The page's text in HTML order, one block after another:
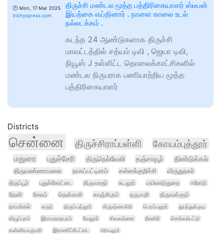
🕑 Mon, 17 Mar 2025
trichyxpress.com
திருச்சி மண்டல மூத்த பத்திரிகையாளர் ஸ்டீபன்
இயற்கை எய்தினார் . நாளை காலை உடல்
நல்லடக்கம் .
கடந்த 24 ஆண்டுகளாக திருச்சி
மாவட்டத்தில் சத்யம் டிவி , ஜெயா டிவி,
நியூஸ் J உள்ளிட்ட தொலைக்காட்சிகளில்
மண்டல நிருபராக பணியாற்றிய மூத்த
பத்திரிகையாளர்
Districts
சென்னை திருச்சிராப்பள்ளி கோயம்புத்தூர்
மதுரை புதுச்சேரி திருநெல்வேலி தஞ்சாவூர் திண்டுக்கல்
திருவண்ணாமலை நாகப்பட்டினம் கள்ளக்குறிச்சி
விருதுநகர்
திருப்பூர்
புதுக்கோட்டை திருவாரூர் கடலூர் மயிலாடுதுறை
ஈரோடு
தேனி
சேலம் தென்காசி காஞ்சிபுரம் தருமபுரி
திருவள்ளூர்
நாமக்கல்
கரூர் திருப்பத்தூர் கிருஷ்ணகிரி பெரம்பலூர்
தூத்துக்குடி
விழுப்புரம்
இராமநாதபுரம் வேலூர் சிவகங்கை நீலகிரி செங்கல்பட்டு
கன்னியாகுமரி இராணிப்பேட்டை அரியலூர்